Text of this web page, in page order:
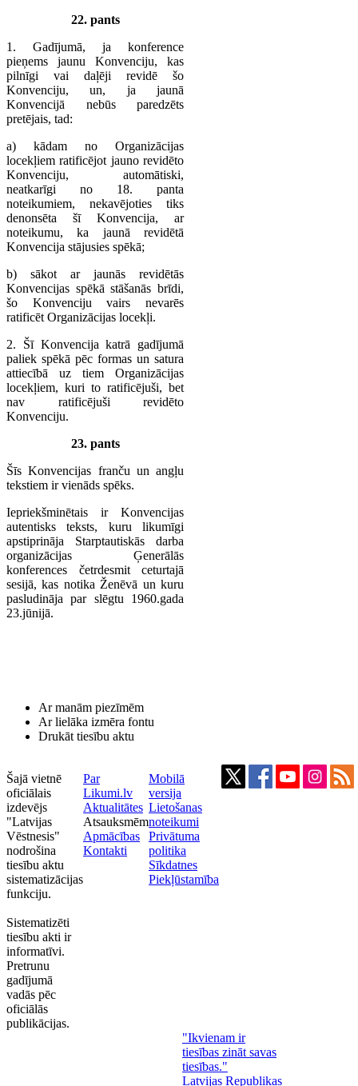
22. pants
1. Gadījumā, ja konference
pieņems jaunu Konvenciju, kas
pilnīgi vai daļēji revidē šo
Konvenciju, un, ja jaunā
Konvencijā nebūs paredzēts
pretējais, tad:
a) kādam no Organizācijas
locekļiem ratificējot jauno revidēto
Konvenciju, automātiski,
neatkarīgi no 18. panta
noteikumiem, nekavējoties tiks
denonsēta šī Konvencija, ar
noteikumu, ka jaunā revidētā
Konvencija stājusies spēkā;
b) sākot ar jaunās revidētās
Konvencijas spēkā stāšanās brīdi,
šo Konvenciju vairs nevarēs
ratificēt Organizācijas locekļi.
2. Šī Konvencija katrā gadījumā
paliek spēkā pēc formas un satura
attiecībā uz tiem Organizācijas
locekļiem, kuri to ratificējuši, bet
nav ratificējuši revidēto
Konvenciju.
23. pants
Šīs Konvencijas franču un angļu
tekstiem ir vienāds spēks.
Iepriekšminētais ir Konvencijas
autentisks teksts, kuru likumīgi
apstiprināja Starptautiskās darba
organizācijas Ģenerālās
konferences četrdesmit ceturtajā
sesijā, kas notika Ženēvā un kuru
pasludināja par slēgtu 1960.gada
23.jūnijā.
Ar manām piezīmēm
Ar lielāka izmēra fontu
Drukāt tiesību aktu
Šajā vietnē
oficiālais
izdevējs
"Latvijas
Vēstnesis"
nodrošina
tiesību aktu
sistematizācijas
funkciju.
Sistematizēti
tiesību akti ir
informatīvi.
Pretrunu
gadījumā
vadās pēc
oficiālās
publikācijas.
Par
Likumi.lv
Aktualitātes
Atsauksmēm
Apmācības
Kontakti
Mobilā
versija
Lietošanas
noteikumi
Privātuma
politika
Sīkdatnes
Piekļūstamība
"Ikvienam ir
tiesības zināt savas
tiesības."
Latvijas Republikas